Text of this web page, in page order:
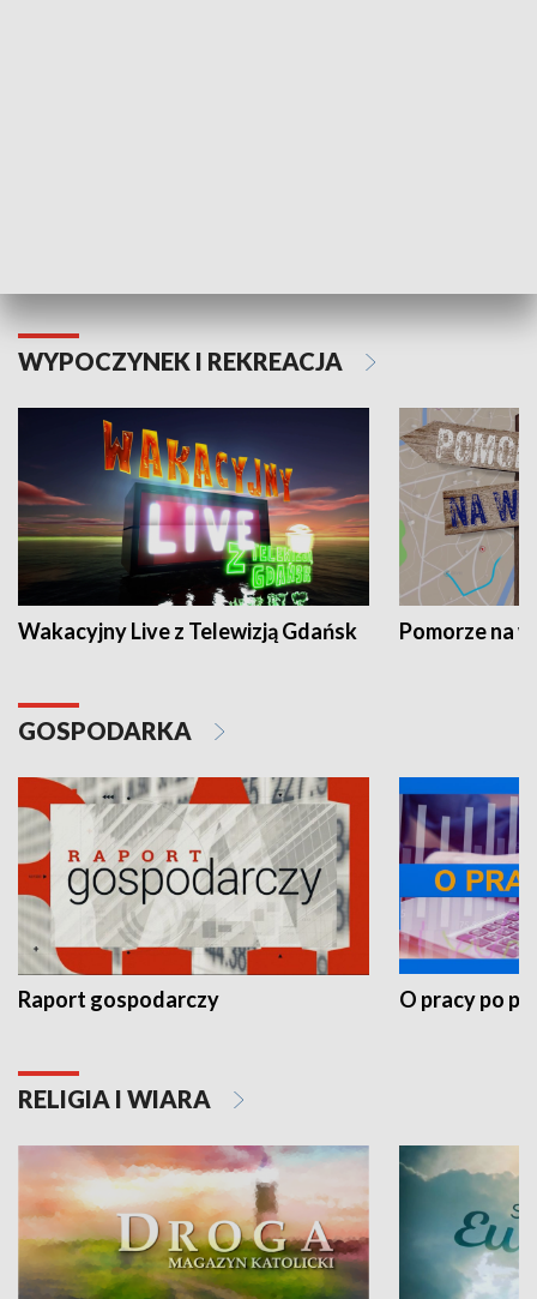
WYPOCZYNEK I REKREACJA
Wakacyjny Live z Telewizją Gdańsk Pomorze na
GOSPODARKA
Raport gospodarczy O pracy po
RELIGIA I WIARA